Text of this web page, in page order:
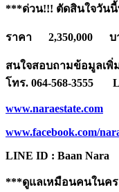
***ด่วน!!! ตัดสินใจวัน
ราคา 2,350,000 บ
สนใจสอบถามข้อมูลเ
โทร. 064-568-3555
www.naraestate.com
www.facebook.com/
LINE ID : Baan Nara
***ดูแลเหมือนคนในคร